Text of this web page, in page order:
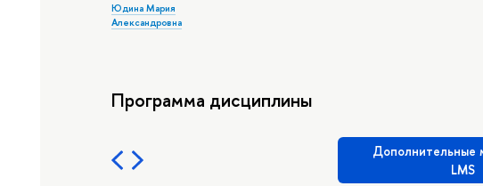
Юдина Мария
Александровна
Программа дисциплины
Дополнительные
LMS